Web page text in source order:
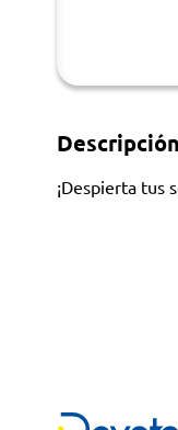
¡Despierta tus